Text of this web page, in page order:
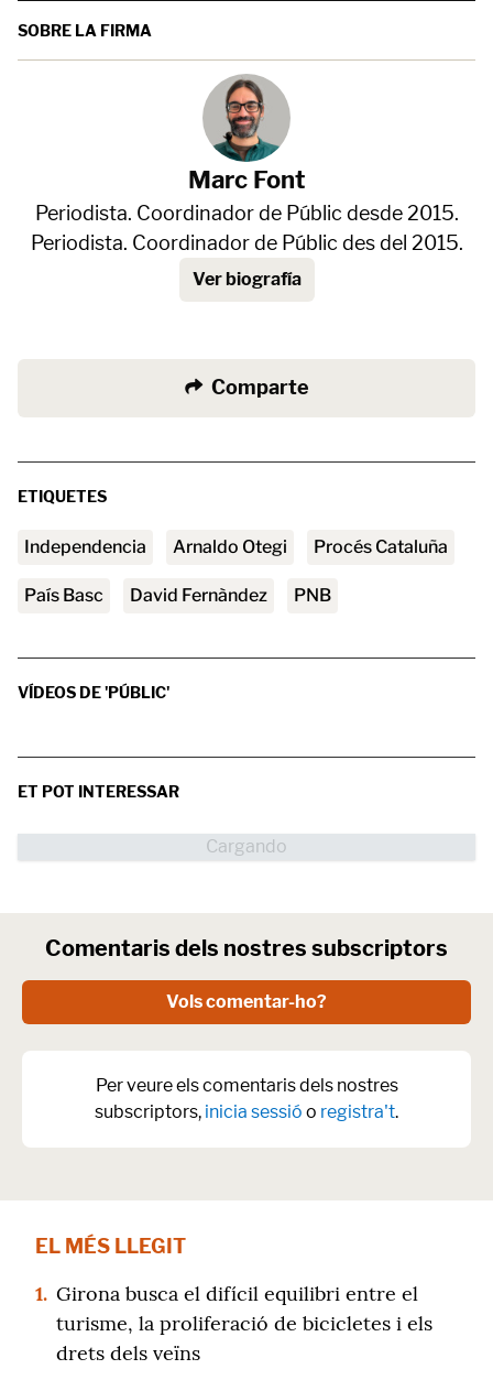
SOBRE LA FIRMA
Marc Font
Periodista. Coordinador de Públic desde 2015.
Periodista. Coordinador de Públic des del 2015.
Ver biografía
Comparte
ETIQUETES
independencia Arnaldo Otegi Procés Cataluña
País Basc David Fernàndez PNB
VÍDEOS DE 'PÚBLIC'
ET POT INTERESSAR
Comentaris dels nostres subscriptors
Vols comentar-ho?
Per veure els comentaris dels nostres
subscriptors, inicia sessió o registra't.
EL MÉS LLEGIT
1. Girona busca el difícil equilibri entre el
turisme, la proliferació de bicicletes i els
drets dels veïns